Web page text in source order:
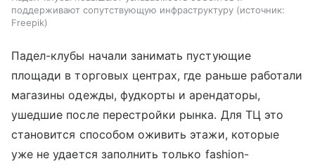
поддерживают сопутствующую инфраструктуру
источник:
Freepik
Падел-клубы начали занимать пустующие
площади в торговых центрах, где раньше работали
магазины одежды, фудкорты и арендаторы,
ушедшие после перестройки рынка. Для ТЦ это
становится способом оживить этажи, которые
уже не удается заполнить только fashion-